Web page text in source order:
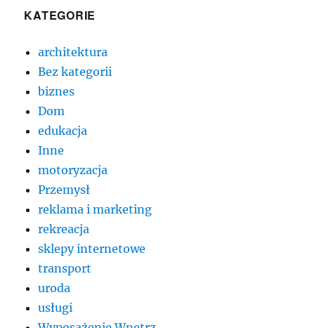
KATEGORIE
architektura
Bez kategorii
biznes
Dom
edukacja
Inne
motoryzacja
Przemysł
reklama i marketing
rekreacja
sklepy internetowe
transport
uroda
usługi